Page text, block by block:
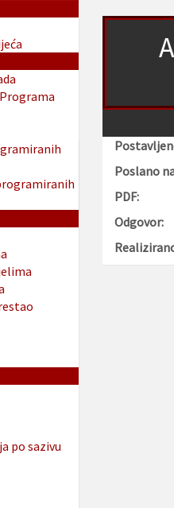
Poslano
PDF:
Odgovor:
po sazivu